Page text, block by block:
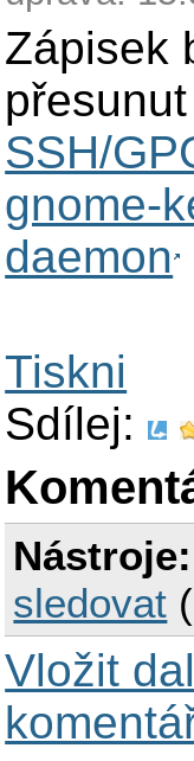
Zápisek
SSH/
gnome-
daemon
Tiskni
Sdílej:
Nástroje:
sledovat
Vložit